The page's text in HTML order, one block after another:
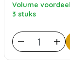
Volume
3 stuks